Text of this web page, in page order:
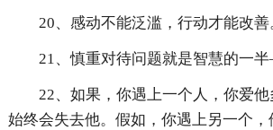
20、感动不能泛滥，行动才能改善
21、慎重对待问题就是智慧的一
22、如果，你遇上一个人，你爱
始终会失去他。假如，你遇上另一个